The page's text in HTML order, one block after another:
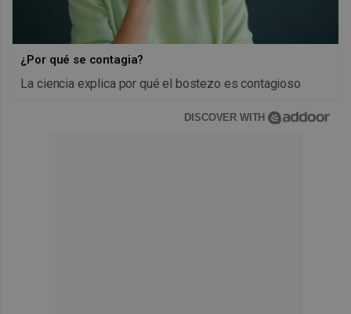
¿Por qué se contagia?
La ciencia explica por qué el bostezo es contagioso
DISCOVER WITH